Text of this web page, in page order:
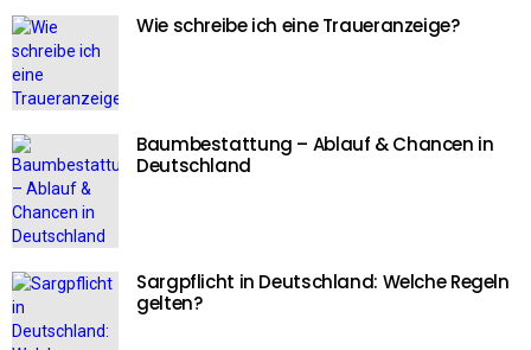
Wie schreibe ich eine Traueranzeige?
Baumbestattung – Ablauf & Chancen in
Deutschland
Sargpflicht in Deutschland: Welche Regeln
gelten?